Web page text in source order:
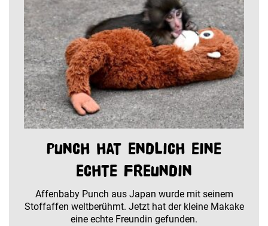
Punch hat endlich eine
echte Freundin
Affenbaby Punch aus Japan wurde mit seinem
Stoffaffen weltberühmt. Jetzt hat der kleine Makake
eine echte Freundin gefunden.